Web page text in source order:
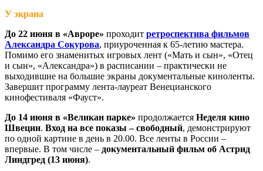
У экрана
До 22 июня в «Авроре» проходит ретроспектива фильмов
Александра Сокурова, приуроченная к 65-летию мастера.
Помимо его знаменитых игровых лент («Мать и сын», «Отец
и сын», «Александра») в расписании – практически не
выходившие на большие экраны документальные киноленты.
Завершит программу лента-лауреат Венецианского
кинофестиваля «Фауст».
До 14 июня в «Великан парке» продолжается Неделя кино
Швеции. Вход на все показы – свободный, демонстрируют
по одной картине в день в 20.00. Все ленты в России –
впервые. В том числе – документальный фильм об Астрид
Линдгред (13 июня).